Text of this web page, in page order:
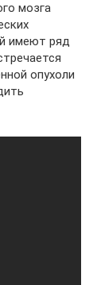
мозга
имеют ряд
опухоли